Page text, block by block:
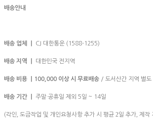
배송안내
배송 업체 ㅣ CJ 대한통운 (1588-1255)
배송 지역 ㅣ 대한민국 전지역
배송 비용 ㅣ100,000 이상 시 무료배송 / 도서산간 지역 별도
배송 기간 ㅣ 주말·공휴일 제외 5일 ~ 14일
(각인, 도금작업 및 개인요청사항 추가 시 평균 2일 추가, 제작